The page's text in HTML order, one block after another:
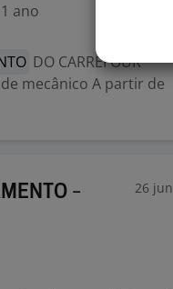
ano
DO CARREFOUR
mecânico A partir de
-
26 jun